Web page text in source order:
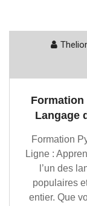
Formation
Langage
Formation
Ligne :
l’un des
populaires
entier. Que